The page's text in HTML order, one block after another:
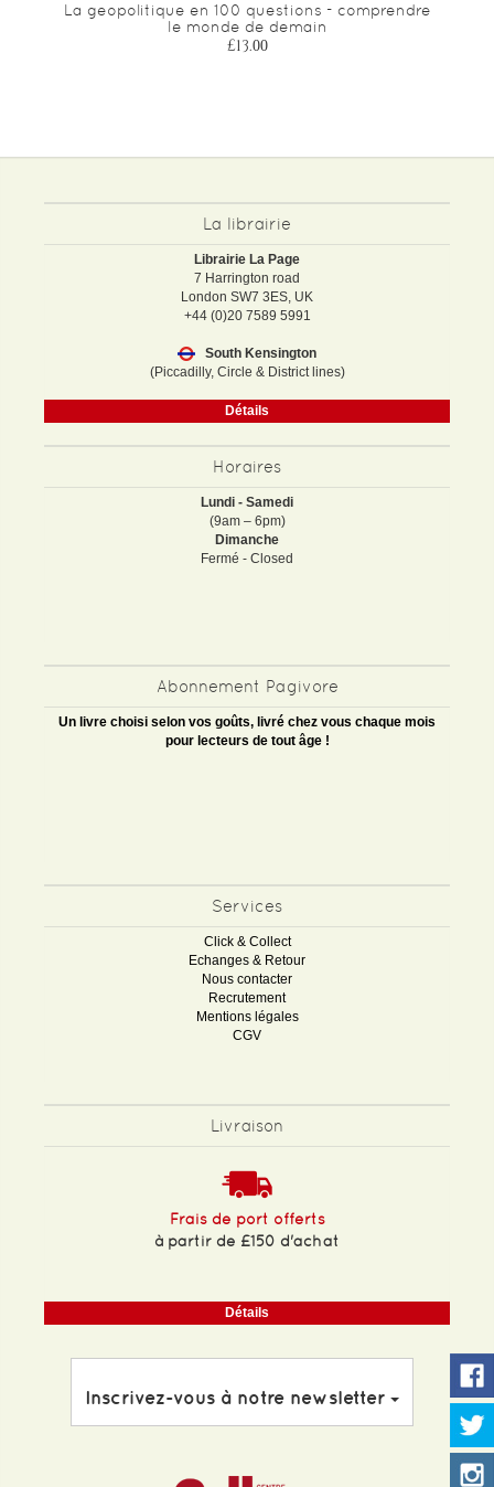
La geopolitique en 100 questions - comprendre
le monde de demain
£13.00
La librairie
Librairie La Page
7 Harrington road
London SW7 3ES, UK
+44 (0)20 7589 5991
South Kensington
(Piccadilly, Circle & District lines)
Détails
Horaires
Lundi - Samedi
(9am – 6pm)
Dimanche
Fermé - Closed
Abonnement Pagivore
Un livre choisi selon vos goûts, livré chez vous chaque mois
pour lecteurs de tout âge !
Services
Click & Collect
Echanges & Retour
Nous contacter
Recrutement
Mentions légales
CGV
Livraison
Frais de port offerts
à partir de £150 d'achat
Détails
Inscrivez-vous à notre newsletter